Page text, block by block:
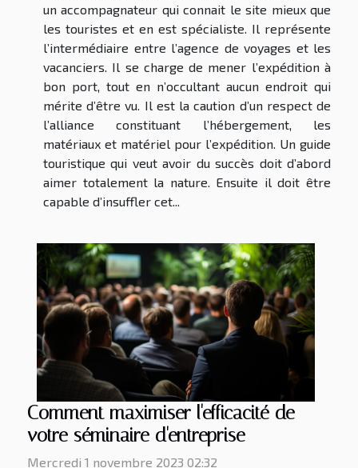
un accompagnateur qui connait le site mieux que
les touristes et en est spécialiste. Il représente
l’intermédiaire entre l’agence de voyages et les
vacanciers. Il se charge de mener l’expédition à
bon port, tout en n’occultant aucun endroit qui
mérite d’être vu. Il est la caution d’un respect de
l’alliance constituant l’hébergement, les
matériaux et matériel pour l’expédition. Un guide
touristique qui veut avoir du succès doit d’abord
aimer totalement la nature. Ensuite il doit être
capable d’insuffler cet...
Comment maximiser l'efficacité de
votre séminaire d'entreprise
Mercredi 1 novembre 2023 02:32